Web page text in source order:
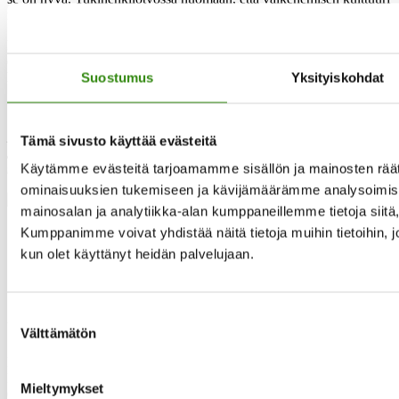
Suostumus Yksityiskohdat
Tämä sivusto käyttää evästeitä
Käytämme evästeitä tarjoamamme sisällön ja mainosten
ominaisuuksien tukemiseen ja kävijämäärämme
mainosalan ja analytiikka-alan kumppaneillemme tietoja
Kumppanimme voivat yhdistää näitä tietoja muihin tietoihin,
kun olet käyttänyt heidän palvelujaan.
valinta
Välttämätön
Mieltymykset
koittaakin oma juhlavuosi.”
Maaseudun tukihenkilöverkko täyttää tänä vuonna 25 vuotta.
Juhlavuoden kunniaksi julkaisemme 25 tarinaa verkon
taipaleelta.
Yhteystietomme
00180 Helsinki